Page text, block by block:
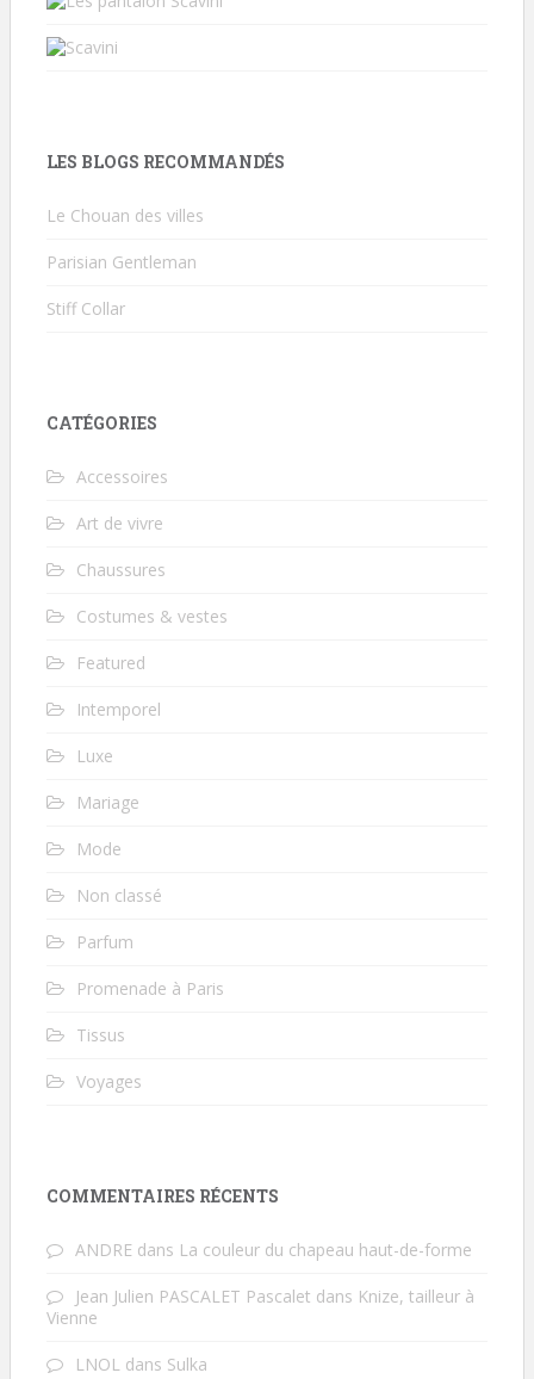
LES BLOGS RECOMMANDÉS
Le Chouan des villes
Parisian Gentleman
Stiff Collar
CATÉGORIES
Accessoires
Art de vivre
Chaussures
Costumes & vestes
Featured
Intemporel
Luxe
Mariage
Mode
Non classé
Parfum
Promenade à Paris
Tissus
Voyages
COMMENTAIRES RÉCENTS
ANDRE dans La couleur du chapeau haut-de-forme
Jean Julien PASCALET Pascalet dans Knize, tailleur à
Vienne
LNOL dans Sulka